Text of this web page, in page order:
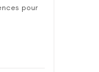
pour